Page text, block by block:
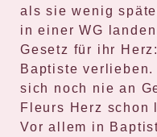
als sie wenig
in einer WG landen
Gesetz für ihr Herz:
Baptiste verlieben.
sich noch nie an
Fleurs Herz schon
Vor allem in